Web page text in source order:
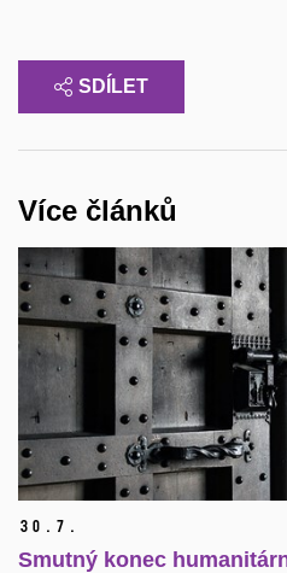
SDÍLET
Více článků
30. 7.
Smutný konec